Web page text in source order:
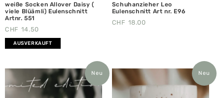
weiße Socken Allover Daisy (
viele Blüämli) Eulenschnitt
Artnr. 551
CHF 14.50
AUSVERKAUFT
Schuhanzieher Leo
Eulenschnitt Art nr. E96
CHF 18.00
Neu Neu